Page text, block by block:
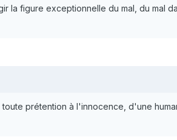
la figure exceptionnelle du mal, du mal
prétention à l'innocence, d'une